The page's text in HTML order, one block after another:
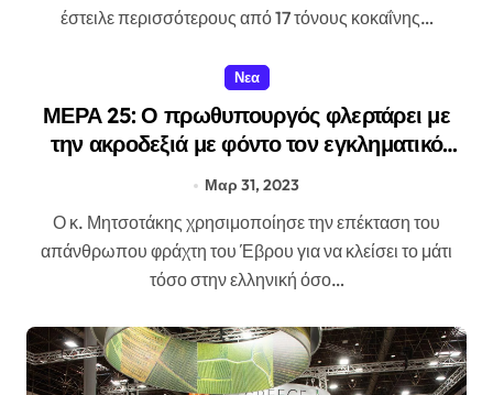
έστειλε περισσότερους από 17 τόνους κοκαΐνης…
Νεα
ΜΕΡΑ 25: Ο πρωθυπουργός φλερτάρει με
την ακροδεξιά με φόντο τον εγκληματικό
φράχτη του Έβρου
Μαρ 31, 2023
Ο κ. Μητσοτάκης χρησιμοποίησε την επέκταση του
απάνθρωπου φράχτη του Έβρου για να κλείσει το μάτι
τόσο στην ελληνική όσο…